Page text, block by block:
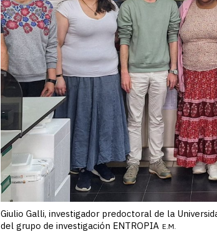
Giulio Galli, investigador predoctoral de la
del grupo de investigación ENTROPIA E.M.